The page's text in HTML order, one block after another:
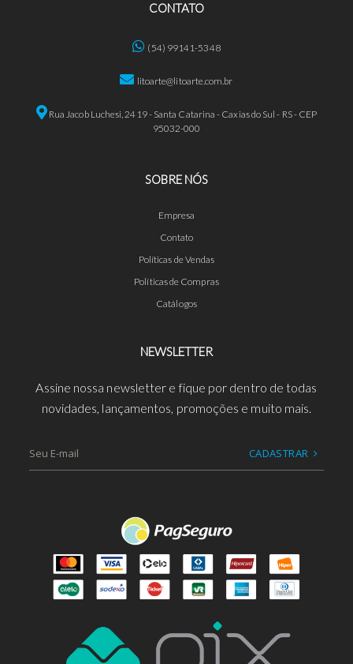
CONTATO
(54) 99141-5348
litoarte@litoarte.com.br
Rua Jacob Luchesi, 2419 - Santa Catarina - Caxias do Sul - RS - CEP
95032-000
SOBRE NÓS
Empresa
Contato
Políticas de Vendas
Políticas de Compras
Catálogos
NEWSLETTER
Assine nossa newsletter e fique por dentro de todas
novidades, lançamentos, promoções e muito mais.
CADASTRAR